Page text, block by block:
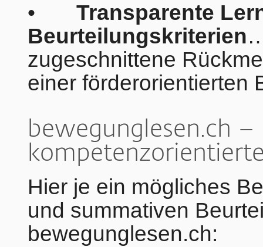
• Transparente
Beurteilungskriterien
zugeschnittene
einer förderorientierten
bewegunglesen.ch –
Hier je ein mögliches
und summativen
bewegunglesen.ch: